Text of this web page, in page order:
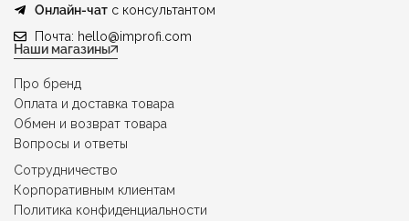
Онлайн-чатс консультантом
Почта: hello@improfi.com
Наши магазины
Про бренд
Оплата и доставка товара
Обмен и возврат товара
Вопросы и ответы
Сотрудничество
Корпоративным клиентам
Политика конфиденциальности